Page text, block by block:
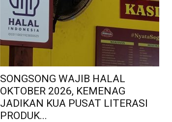
SONGSONG WAJIB HALAL
OKTOBER 2026, KEMENAG
JADIKAN KUA PUSAT LITERASI
PRODUK...